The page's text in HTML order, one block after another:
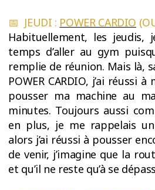
📅 JEUDI : POWER CARDIO
Habituellement, les jeudis,
temps d’aller au gym
remplie de réunion. Mais là,
POWER CARDIO, j’ai réussi
pousser ma machine au
minutes. Toujours aussi
en plus, je me rappelais
alors j’ai réussi à pousser
de venir, j’imagine que la
et qu’il ne reste qu’à se